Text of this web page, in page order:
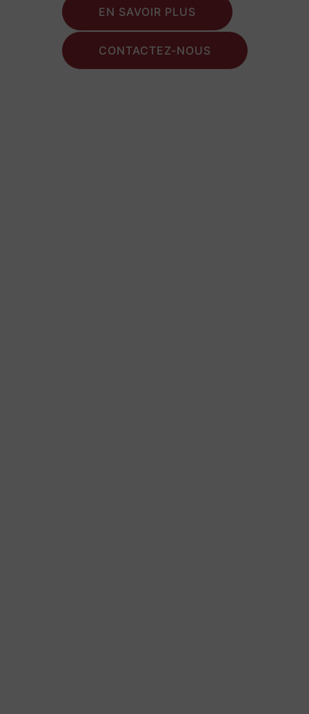
EN SAVOIR PLUS
CONTACTEZ-NOUS